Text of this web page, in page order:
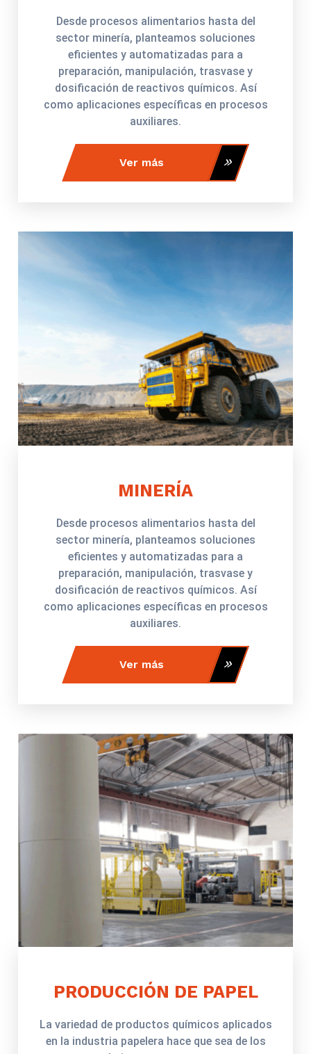
Desde procesos alimentarios hasta del
sector minería, planteamos soluciones
eficientes y automatizadas para a
preparación, manipulación, trasvase y
dosificación de reactivos químicos. Así
como aplicaciones específicas en procesos
auxiliares.
Ver más
MINERÍA
Desde procesos alimentarios hasta del
sector minería, planteamos soluciones
eficientes y automatizadas para a
preparación, manipulación, trasvase y
dosificación de reactivos químicos. Así
como aplicaciones específicas en procesos
auxiliares.
Ver más
PRODUCCIÓN DE PAPEL
La variedad de productos químicos aplicados
en la industria papelera hace que sea de los